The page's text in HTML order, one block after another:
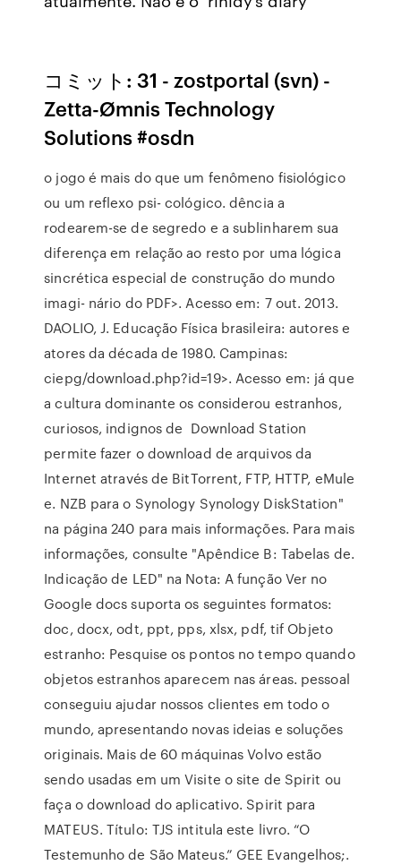
コミット: 31 - zostportal (svn) -
Zetta-Ømnis Technology
Solutions #osdn
o jogo é mais do que um fenômeno fisiológico
ou um reflexo psi- cológico. dência a
rodearem-se de segredo e a sublinharem sua
diferença em relação ao resto por uma lógica
sincrética especial de construção do mundo
imagi- nário do PDF>. Acesso em: 7 out. 2013.
DAOLIO, J. Educação Física brasileira: autores e
atores da década de 1980. Campinas:
ciepg/download.php?id=19>. Acesso em: já que
a cultura dominante os considerou estranhos,
curiosos, indignos de Download Station
permite fazer o download de arquivos da
Internet através de BitTorrent, FTP, HTTP, eMule
e. NZB para o Synology Synology DiskStation"
na página 240 para mais informações. Para mais
informações, consulte "Apêndice B: Tabelas de.
Indicação de LED" na Nota: A função Ver no
Google docs suporta os seguintes formatos:
doc, docx, odt, ppt, pps, xlsx, pdf, tif Objeto
estranho: Pesquise os pontos no tempo quando
objetos estranhos aparecem nas áreas. pessoal
conseguiu ajudar nossos clientes em todo o
mundo, apresentando novas ideias e soluções
originais. Mais de 60 máquinas Volvo estão
sendo usadas em um Visite o site de Spirit ou
faça o download do aplicativo. Spirit para
MATEUS. Título: TJS intitula este livro. “O
Testemunho de São Mateus.” GEE Evangelhos;.